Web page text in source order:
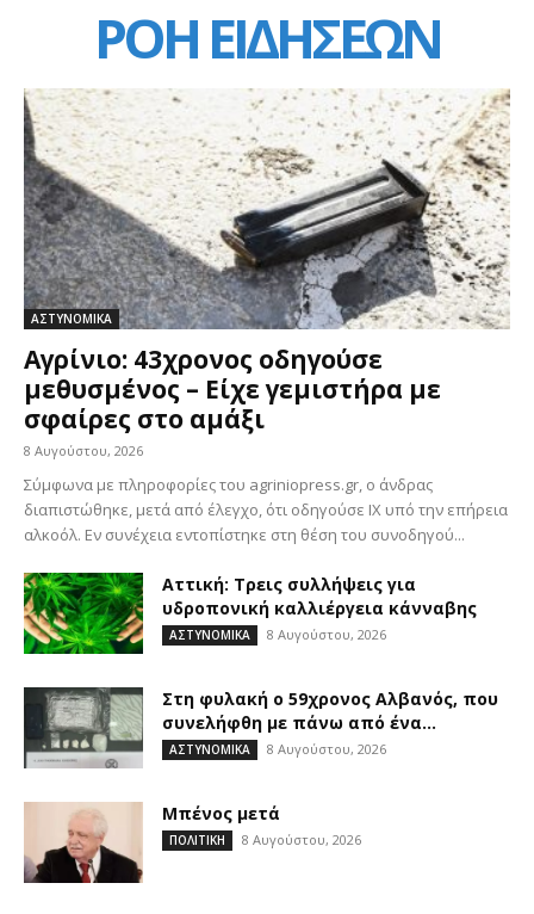
ΡΟΗ ΕΙΔΗΣΕΩΝ
ΑΣΤΥΝΟΜΙΚΑ
Αγρίνιο: 43χρονος οδηγούσε
μεθυσμένος – Είχε γεμιστήρα με
σφαίρες στο αμάξι
8 Αυγούστου, 2026
Σύμφωνα με πληροφορίες του agriniopress.gr, ο άνδρας
διαπιστώθηκε, μετά από έλεγχο, ότι οδηγούσε ΙΧ υπό την επήρεια
αλκοόλ. Εν συνέχεια εντοπίστηκε στη θέση του συνοδηγού...
Αττική: Τρεις συλλήψεις για
υδροπονική καλλιέργεια κάνναβης
ΑΣΤΥΝΟΜΙΚΑ 8 Αυγούστου, 2026
Στη φυλακή ο 59χρονος Αλβανός, που
συνελήφθη με πάνω από ένα...
ΑΣΤΥΝΟΜΙΚΑ 8 Αυγούστου, 2026
Μπένος μετά
ΠΟΛΙΤΙΚΗ 8 Αυγούστου, 2026